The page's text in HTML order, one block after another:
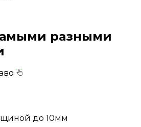
разными
до 10мм